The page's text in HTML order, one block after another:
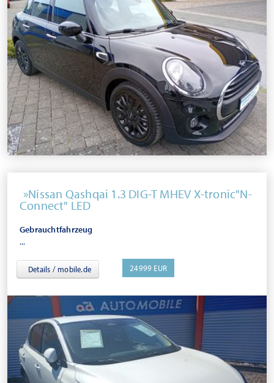
Nissan Qashqai 1.3 DIG-T MHEV X-tronic"N-
Connect" LED
Gebrauchtfahrzeug
...
Details / mobile.de 24999 EUR